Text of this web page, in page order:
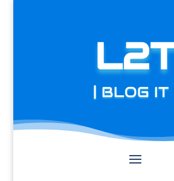
| BLOG IT